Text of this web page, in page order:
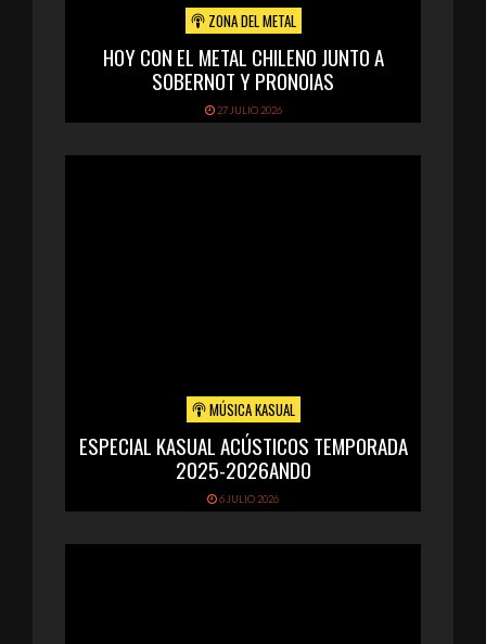
ZONA DEL METAL
HOY CON EL METAL CHILENO JUNTO A
SOBERNOT Y PRONOIAS
27 JULIO 2026
MÚSICA KASUAL
ESPECIAL KASUAL ACÚSTICOS TEMPORADA
2025-2026ANDO
6 JULIO 2026